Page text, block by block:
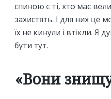
спиною є ті, хто має
захистять. І для них це
їх не кинули і втікли. Я
бути тут.
«Вони